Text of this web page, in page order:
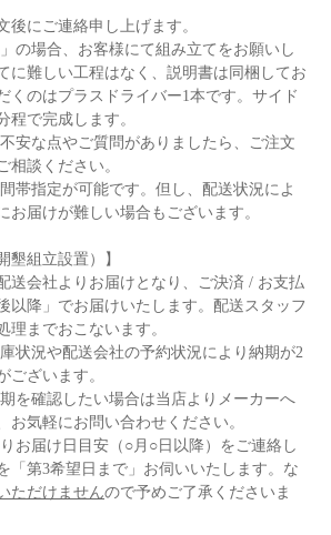
後にご連絡申し上げます。
の場合、お客様にて組み立てをお願いし
に難しい工程はなく、説明書は同梱してお
くのはプラスドライバー1本です。サイド
程で完成します。
安な点やご質問がありましたら、ご注文
相談ください。
帯指定が可能です。但し、配送状況によ
お届けが難しい場合もございます。
墾組立設置）】
送会社よりお届けとなり、ご決済 / お支払
以降」でお届けいたします。配送スタッフ
理までおこないます。
状況や配送会社の予約状況により納期が2
ございます。
を確認したい場合は当店よりメーカーへ
お気軽にお問い合わせください。
お届け日目安（○月○日以降）をご連絡し
「第3希望日まで」お伺いいたします。な
ただけませんので予めご了承くださいま